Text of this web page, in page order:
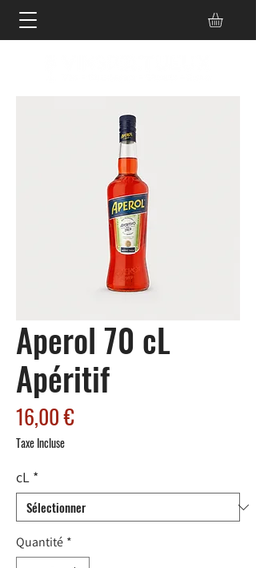
Aperol 70 cL
Apéritif
16,00 €Prix
Taxe Incluse
cL *
Quantité *